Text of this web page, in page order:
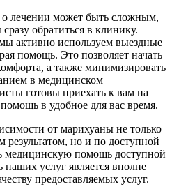
лечении может быть сложным,
обратиться в клинику.
активно используем выездные
помощь. Это позволяет начать
а также минимизировать
в медицинском
готовы приехать к вам на
в удобное для вас время.
от марихуаны не только
результатом, но и по доступной
медицинскую помощь доступной
услуг является вполне
предоставляемых услуг.